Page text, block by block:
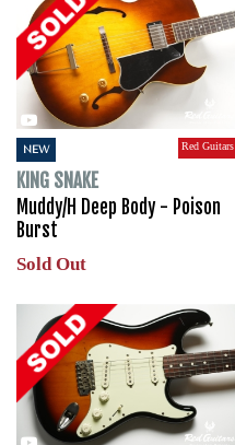
NEW Red Guitars
KING SNAKE
Muddy/H Deep Body - Poison
Burst
Sold Out